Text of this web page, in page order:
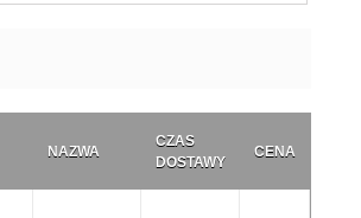
NAZWA
CZAS
DOSTAWY
CENA